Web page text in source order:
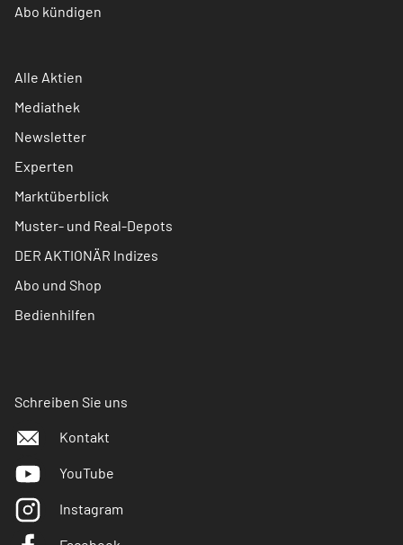
Abo kündigen
Alle Aktien
Mediathek
Newsletter
Experten
Marktüberblick
Muster- und Real-Depots
DER AKTIONÄR Indizes
Abo und Shop
Bedienhilfen
Schreiben Sie uns
Kontakt
YouTube
Instagram